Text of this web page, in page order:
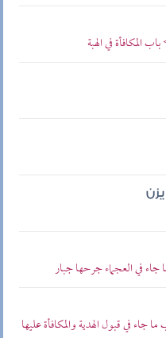
في الهبة
في العجماء جرحها جبار
في قبول الهدية والمكافأة عليها